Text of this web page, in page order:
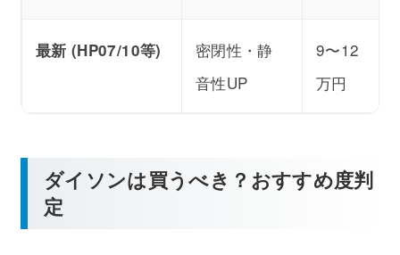
最新 (HP07/10等)
密閉性・静
音性UP
9〜12
万円
ダイソンは買うべき？おすすめ度判
定